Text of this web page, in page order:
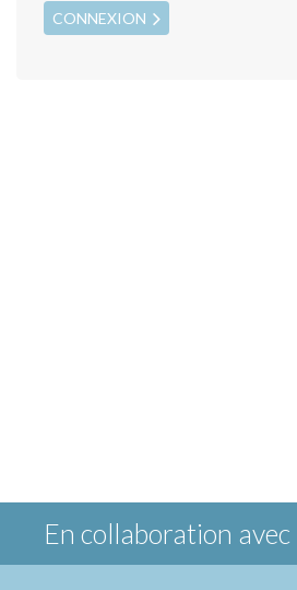
CONNEXION
En collaboration avec